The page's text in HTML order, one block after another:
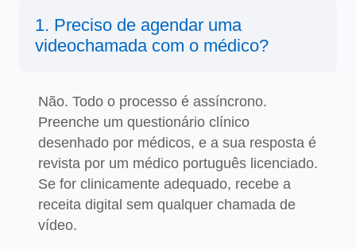
1. Preciso de agendar uma
videochamada com o médico?
Não. Todo o processo é assíncrono.
Preenche um questionário clínico
desenhado por médicos, e a sua resposta é
revista por um médico português licenciado.
Se for clinicamente adequado, recebe a
receita digital sem qualquer chamada de
vídeo.